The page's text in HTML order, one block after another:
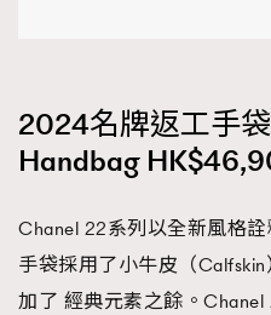
2024名牌返工手
Handbag
Chanel 22系列以全新風格
手袋採用了小牛皮（
加了 經典元素之餘。